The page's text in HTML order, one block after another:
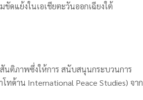
ดแย้งในเอเชียตะวันออกเฉียงใต้
ติภาพซึ่งให้การ สนับสนุนกระบวนการ
ด้าน International Peace Studies) จาก